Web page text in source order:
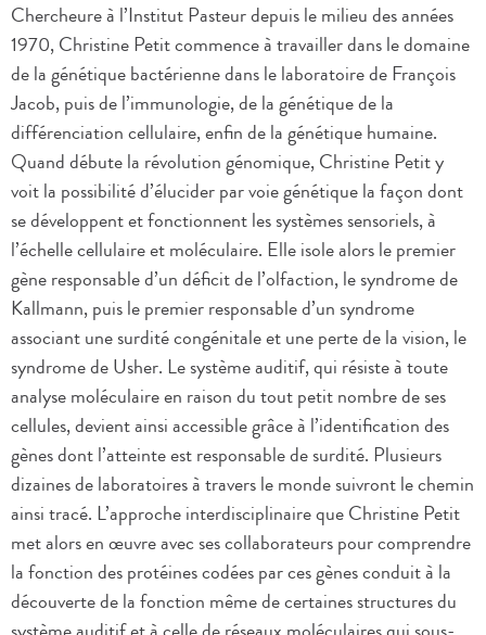
Chercheure à l’Institut Pasteur depuis le milieu des années
1970, Christine Petit commence à travailler dans le domaine
de la génétique bactérienne dans le laboratoire de François
Jacob, puis de l’immunologie, de la génétique de la
différenciation cellulaire, enfin de la génétique humaine.
Quand débute la révolution génomique, Christine Petit y
voit la possibilité d’élucider par voie génétique la façon dont
se développent et fonctionnent les systèmes sensoriels, à
l’échelle cellulaire et moléculaire. Elle isole alors le premier
gène responsable d’un déficit de l’olfaction, le syndrome de
Kallmann, puis le premier responsable d’un syndrome
associant une surdité congénitale et une perte de la vision, le
syndrome de Usher. Le système auditif, qui résiste à toute
analyse moléculaire en raison du tout petit nombre de ses
cellules, devient ainsi accessible grâce à l’identification des
gènes dont l’atteinte est responsable de surdité. Plusieurs
dizaines de laboratoires à travers le monde suivront le chemin
ainsi tracé. L’approche interdisciplinaire que Christine Petit
met alors en œuvre avec ses collaborateurs pour comprendre
la fonction des protéines codées par ces gènes conduit à la
découverte de la fonction même de certaines structures du